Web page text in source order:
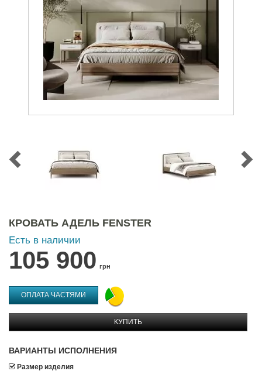
КРОВАТЬ АДЕЛЬ FENSTER
Есть в наличии
105 900 грн
ОПЛАТА ЧАСТЯМИ
КУПИТЬ
ВАРИАНТЫ ИСПОЛНЕНИЯ
Размер изделия